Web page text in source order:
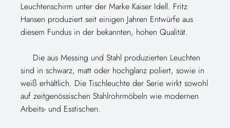
Leuchtenschirm unter der Marke Kaiser Idell. Fritz
Hansen produziert seit einigen Jahren Entwürfe aus
diesem Fundus in der bekannten, hohen Qualität.
Die aus Messing und Stahl produzierten Leuchten
sind in schwarz, matt oder hochglanz poliert, sowie in
weiß erhältlich. Die Tischleuchte der Serie wirkt sowohl
auf zeitgenössischen Stahlrohrmöbeln wie modernen
Arbeits- und Esstischen.